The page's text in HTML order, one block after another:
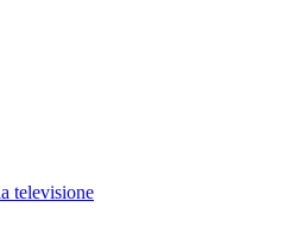
televisione